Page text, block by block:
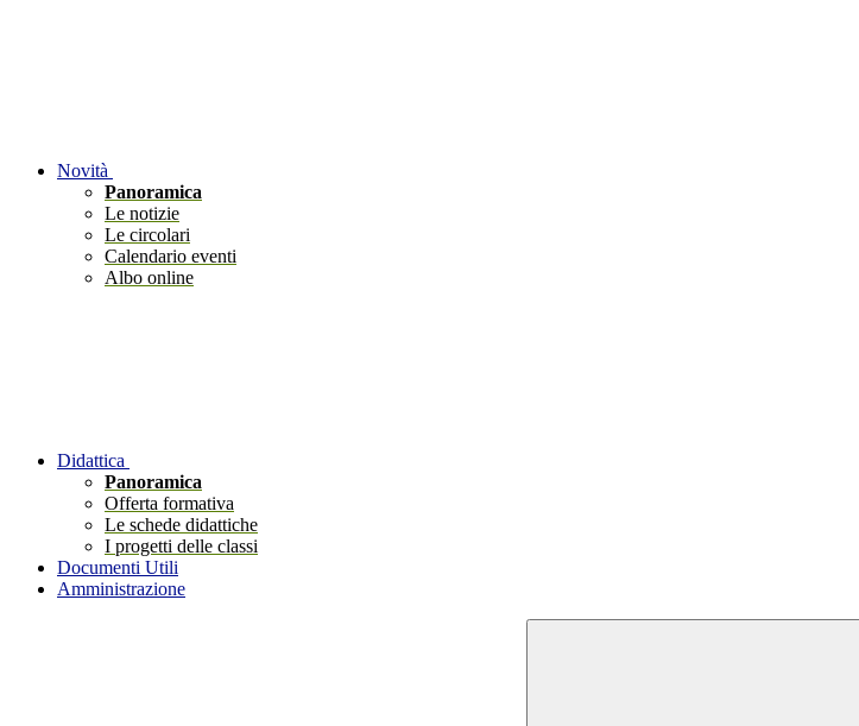
Novità
Panoramica
Le notizie
Le circolari
Calendario eventi
Albo online
Didattica
Panoramica
Offerta formativa
Le schede didattiche
I progetti delle classi
Documenti Utili
Amministrazione